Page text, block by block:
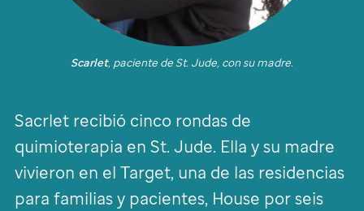
Scarlet, paciente deSt. Jude, con su madre.
Sacrlet recibió cinco rondas de
quimioterapia en St. Jude. Ella y su madre
vivieron en el Target, una de las residencias
para familias y pacientes, House por seis